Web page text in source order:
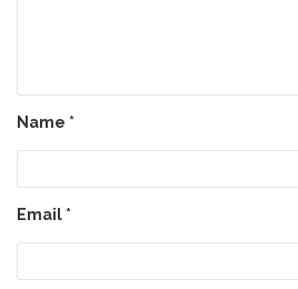
Name *
Email *